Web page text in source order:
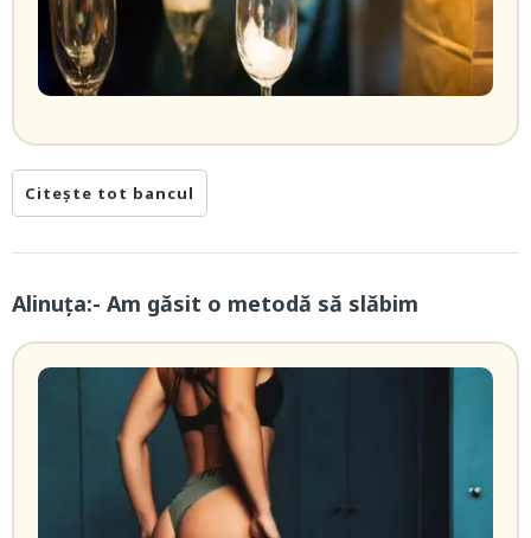
Citește tot bancul
Alinuța:- Am găsit o metodă să slăbim